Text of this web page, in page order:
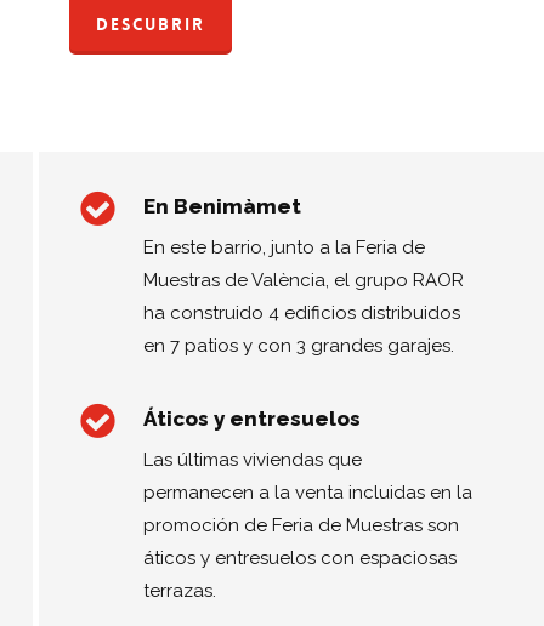
Descubrir
En Benimàmet
En este barrio, junto a la Feria de
Muestras de València, el grupo RAOR
ha construido 4 edificios distribuidos
en 7 patios y con 3 grandes garajes.
Áticos y entresuelos
Las últimas viviendas que
permanecen a la venta incluidas en la
promoción de Feria de Muestras son
áticos y entresuelos con espaciosas
terrazas.